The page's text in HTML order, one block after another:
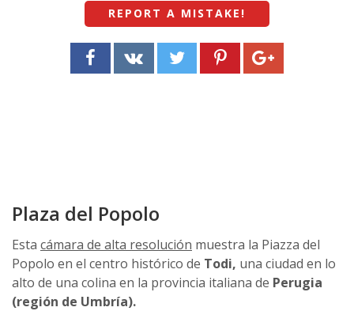
REPORT A MISTAKE !
Plaza del Popolo
Esta cámara de alta resolución muestra la Piazza del
Popolo en el centro histórico de Todi, una ciudad en lo
alto de una colina en la provincia italiana de Perugia
(región de Umbría).